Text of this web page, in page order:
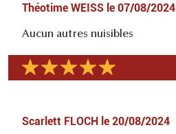
Théotime WEISS le 07/08/2024
Aucun autres nuisibles
Scarlett FLOCH le 20/08/2024